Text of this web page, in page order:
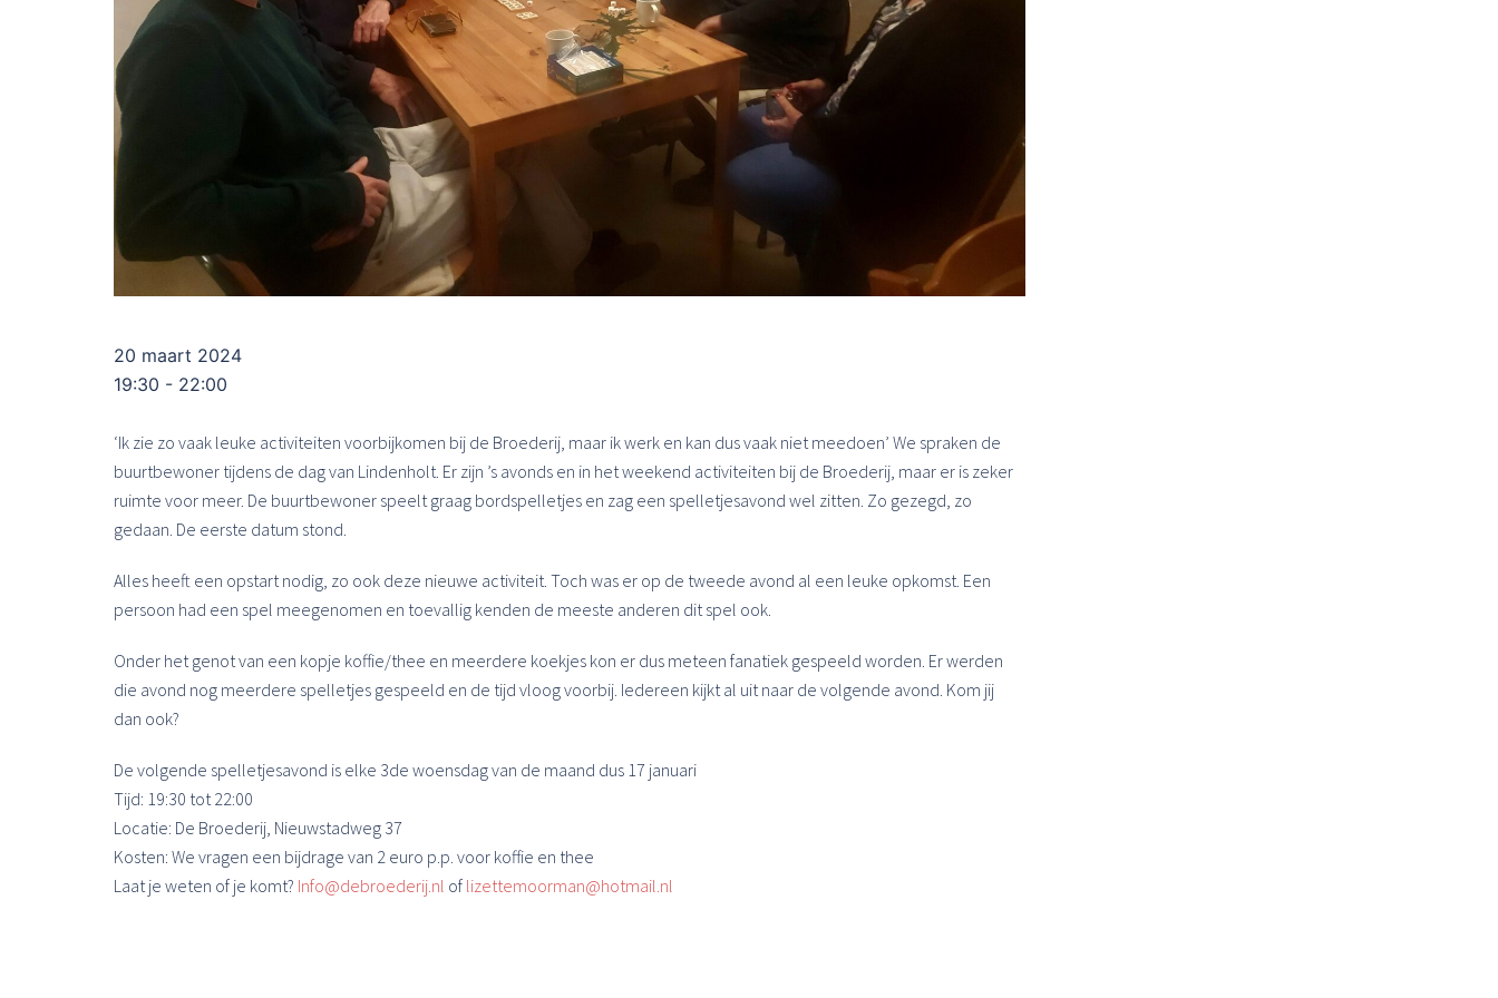
20 maart 2024
19:30 - 22:00
‘Ik zie zo vaak leuke activiteiten voorbijkomen bij de Broederij, maar ik werk en kan dus vaak niet meedoen’ We spraken de
buurtbewoner tijdens de dag van Lindenholt. Er zijn ’s avonds en in het weekend activiteiten bij de Broederij, maar er is zeker
ruimte voor meer. De buurtbewoner speelt graag bordspelletjes en zag een spelletjesavond wel zitten. Zo gezegd, zo
gedaan. De eerste datum stond.
Alles heeft een opstart nodig, zo ook deze nieuwe activiteit. Toch was er op de tweede avond al een leuke opkomst. Een
persoon had een spel meegenomen en toevallig kenden de meeste anderen dit spel ook.
Onder het genot van een kopje koffie/thee en meerdere koekjes kon er dus meteen fanatiek gespeeld worden. Er werden
die avond nog meerdere spelletjes gespeeld en de tijd vloog voorbij. Iedereen kijkt al uit naar de volgende avond. Kom jij
dan ook?
De volgende spelletjesavond is elke 3de woensdag van de maand dus 17 januari
Tijd: 19:30 tot 22:00
Locatie: De Broederij, Nieuwstadweg 37
Kosten: We vragen een bijdrage van 2 euro p.p. voor koffie en thee
Laat je weten of je komt? Info@debroederij.nl of lizettemoorman@hotmail.nl